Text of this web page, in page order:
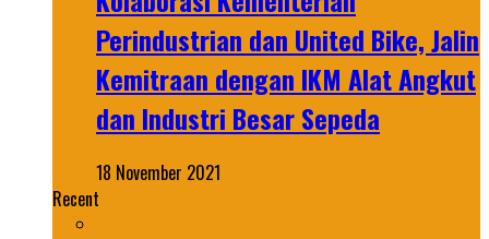
Perindustrian dan United Bike, Jalin
Kemitraan dengan IKM Alat Angkut
dan Industri Besar Sepeda
18 November 2021
Recent